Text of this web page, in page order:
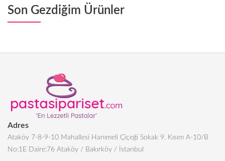
Son Gezdiğim Ürünler
Adres
Ataköy 7-8-9-10 Mahallesi Hanımeli Çiçeği Sokak 9. Kısım A-10/B
No:1E Daire:76 Ataköy / Bakırköy / İstanbul